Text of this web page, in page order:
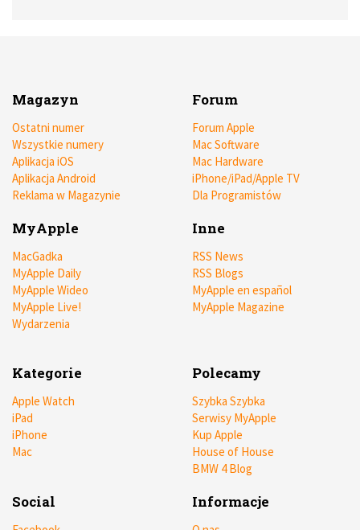
Magazyn
Ostatni numer
Wszystkie numery
Aplikacja iOS
Aplikacja Android
Reklama w Magazynie
Forum
Forum Apple
Mac Software
Mac Hardware
iPhone/iPad/Apple TV
Dla Programistów
MyApple
MacGadka
MyApple Daily
MyApple Wideo
MyApple Live!
Wydarzenia
Inne
RSS News
RSS Blogs
MyApple en español
MyApple Magazine
Kategorie
Apple Watch
iPad
iPhone
Mac
Polecamy
Szybka Szybka
Serwisy MyApple
Kup Apple
House of House
BMW 4 Blog
Social Informacje